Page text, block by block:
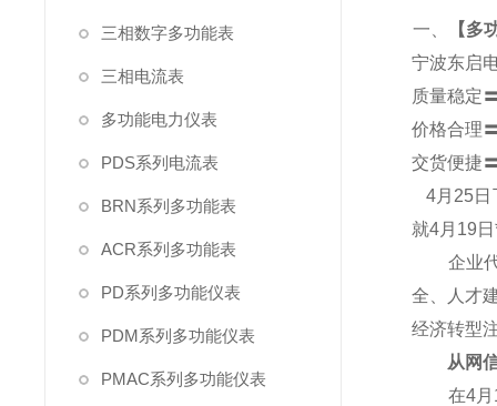
三相数字多功能表
三相电流表
多功能电力仪表
PDS系列电流表
BRN系列多功能表
ACR系列多功能表
PD系列多功能仪表
PDM系列多功能仪表
PMAC系列多功能仪表
一、 【多
宁波东启
质量稳定
价格合理
交货便捷
4月25日
就4月19
企业代
全、人才
经济转型
从网信
在4月19